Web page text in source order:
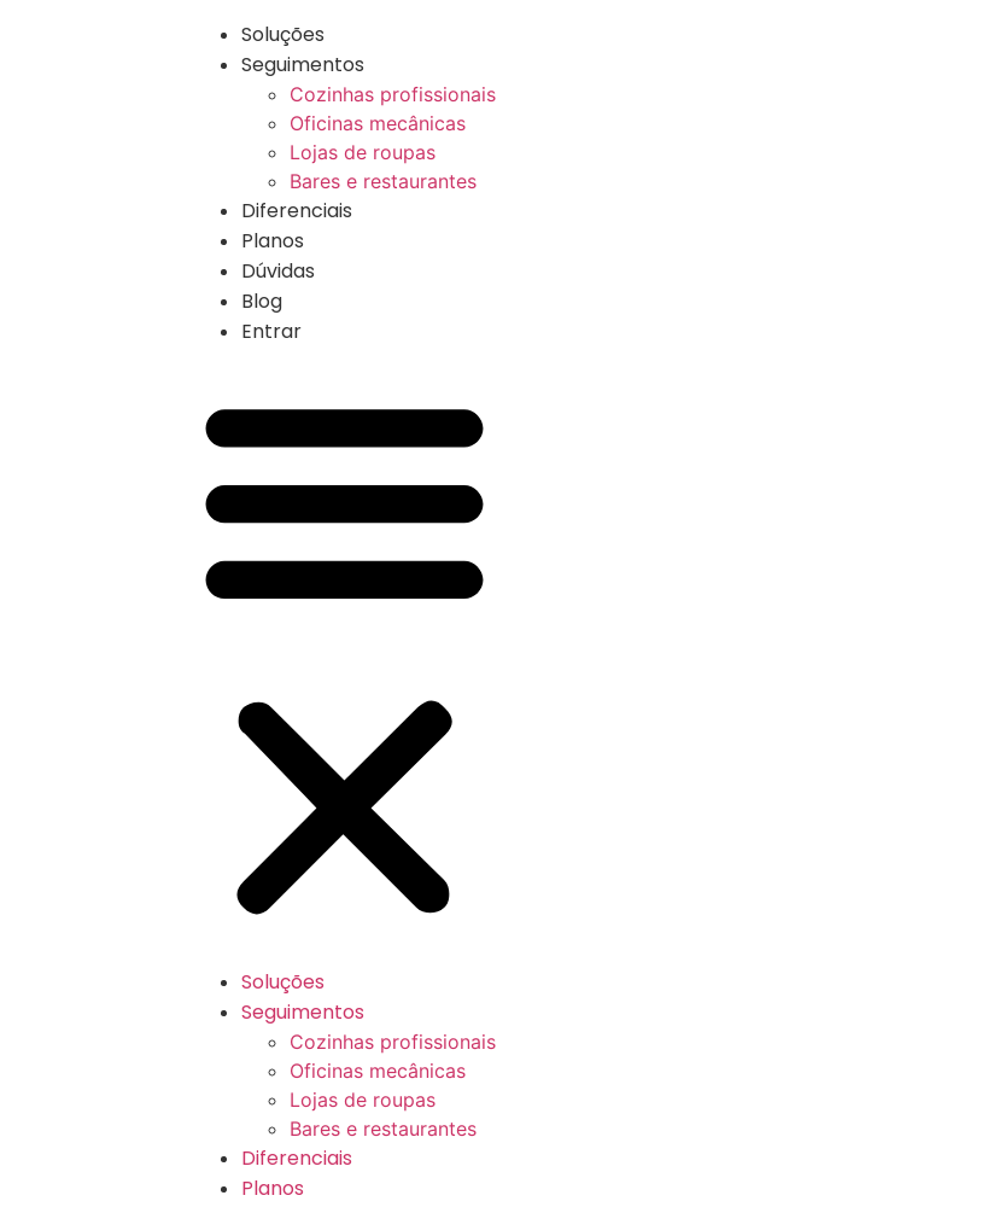
Soluções
Seguimentos
Cozinhas profissionais
Oficinas mecânicas
Lojas de roupas
Bares e restaurantes
Diferenciais
Planos
Dúvidas
Blog
Entrar
Soluções
Seguimentos
Cozinhas profissionais
Oficinas mecânicas
Lojas de roupas
Bares e restaurantes
Diferenciais
Planos